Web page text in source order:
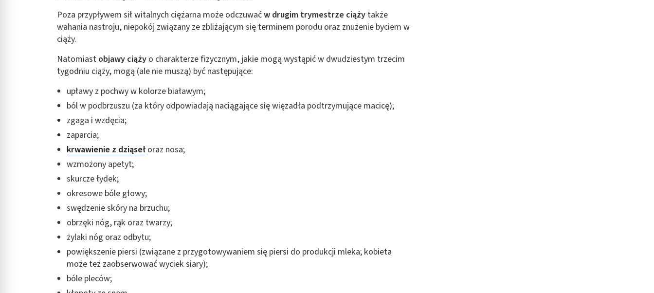
Poza przypływem sił witalnych ciężarna może odczuwaćw drugim trymestrze ciąży także
wahania nastroju, niepokój związany ze zbliżającym się terminem porodu oraz znużenie byciem w
ciąży.
Natomiast objawy ciąży o charakterze fizycznym, jakie mogą wystąpić w dwudziestym trzecim
tygodniu ciąży, mogą (ale nie muszą) być następujące:
upławy z pochwy w kolorze białawym;
ból w podbrzuszu (za który odpowiadają naciągające się więzadła podtrzymujące macicę);
zgaga i wzdęcia;
zaparcia;
krwawienie z dziąseł oraz nosa;
wzmożony apetyt;
skurcze łydek;
okresowe bóle głowy;
swędzenie skóry na brzuchu;
obrzęki nóg, rąk oraz twarzy;
żylaki nóg oraz odbytu;
powiększenie piersi (związane z przygotowywaniem się piersi do produkcji mleka; kobieta
może też zaobserwować wyciek siary);
bóle pleców;
Reklama / śledzenie